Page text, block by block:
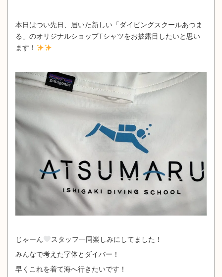
本日はつい先日、届いた新しい「ダイビングスクールあつま
る」のオリジナルショップTシャツをお披露目したいと思い
ます！
じゃーん
スタッフ一同楽しみにしてました！
みんなで考えた字体とダイバー！
早くこれを着て海へ行きたいです！